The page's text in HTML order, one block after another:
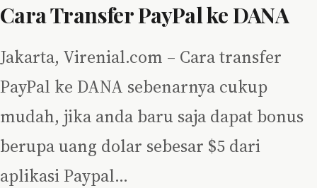
Cara Transfer PayPal ke DANA
Jakarta, Virenial.com – Cara transfer
PayPal ke DANA sebenarnya cukup
mudah, jika anda baru saja dapat bonus
berupa uang dolar sebesar $5 dari
aplikasi Paypal…